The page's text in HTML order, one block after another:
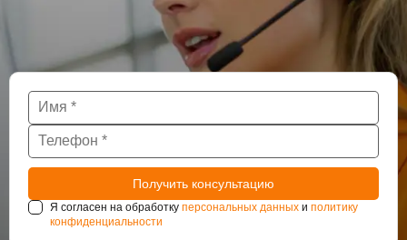
Я согласен на обработку персональных данных и политику
конфиденциальности